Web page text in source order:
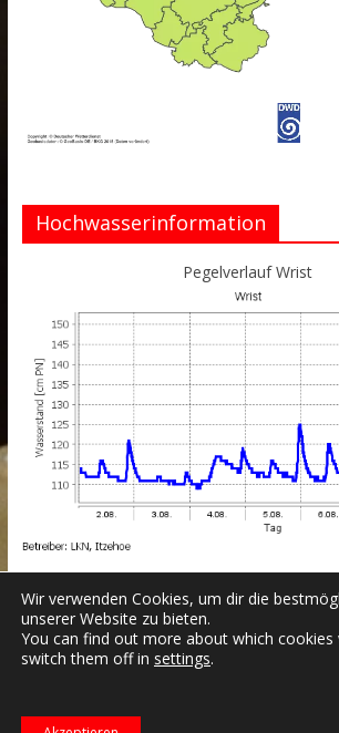
Hochwasserinformation
Pegelverlauf Wrist
Datenschutzerklärung
Wir verwenden Cookies, um dir die
unserer Website zu bieten.
You can find out more about which cookies
switch them off in settings.